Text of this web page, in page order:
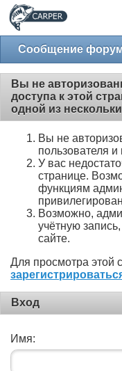
Сообщение
Вы не
доступа к этой
одной из
Вы не
пользователя
У вас
странице.
функциям
Возможно,
учётную
сайте.
Для просмотра этой
Вход
Имя: